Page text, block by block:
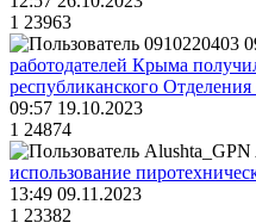
1 23963
работодателей Крыма
республиканского
09:57 19.10.2023
1 24874
использование
13:49 09.11.2023
1 23382